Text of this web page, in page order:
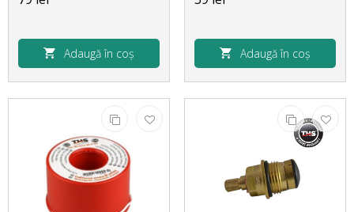
Adaugă în coș Adaugă în coș